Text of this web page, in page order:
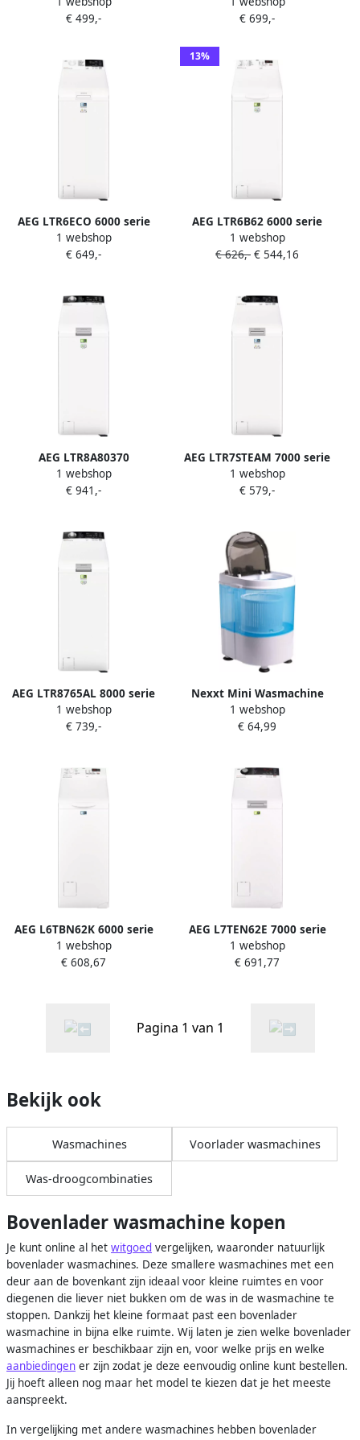
kg
€ 499,-
Wit
€ 699,-
AEG LTR6ECO 6000 serie
ProSense Wasmachine
bovenlader Energielabel A
1 webshop
€ 649,-
13%
AEG LTR6B62 6000 serie
ProSense Wasmachine
bovenlader Energielabel B 6
1 webshop
€ 626,- € 544,16
AEG LTR8A80370
wasmachine bovenlader 7
kg 8000 serie Taal display
1 webshop
€ 941,-
AEG LTR7STEAM 7000 serie
ProSteam Wasmachine
bovenlader Energielabel A
1 webshop
€ 579,-
AEG LTR8765AL 8000 serie
PowerCare Wasmachine
bovenlader Energielabel A 6
1 webshop
€ 739,-
Nexxt Mini Wasmachine
met Centrifuge en
Bovenlader Tot 3KG
– Handig voor de Camping –
1 webshop
€ 64,99
AEG L6TBN62K 6000 serie
ProSense Wasmachine
Wasmachines Bovenlader 6
1 webshop
€ 608,67
AEG L7TEN62E 7000 serie
Wasmachine bovenlader
ProSteam 6kg
1 webshop
€ 691,77
Pagina 1 van 1
Bekijk ook
Wasmachines Voorlader wasmachines
Was-droogcombinaties
Bovenlader wasmachine kopen
Je kunt online al het witgoed vergelijken, waaronder natuurlijk
bovenlader wasmachines. Deze smallere wasmachines met een
deur aan de bovenkant zijn ideaal voor kleine ruimtes en voor
diegenen die liever niet bukken om de was in de wasmachine te
stoppen. Dankzij het kleine formaat past een bovenlader
wasmachine in bijna elke ruimte. Wij laten je zien welke bovenlader
wasmachines er beschikbaar zijn en, voor welke prijs en welke
aanbiedingen er zijn zodat je deze eenvoudig online kunt bestellen.
Jij hoeft alleen nog maar het model te kiezen dat je het meeste
aanspreekt.
In vergelijking met andere wasmachines hebben bovenlader